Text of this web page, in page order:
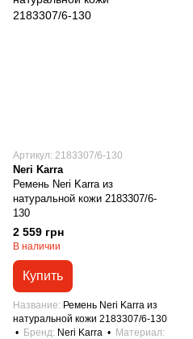
Артикул: 2183307/6-130
Neri Karra
Ремень Neri Karra из
натуральной кожи 2183307/6-
130
2 559 грн
В наличии
Купить
Название
Ремень Neri Karra из
натуральной кожи 2183307/6-130
Бренд Neri Karra
Материал